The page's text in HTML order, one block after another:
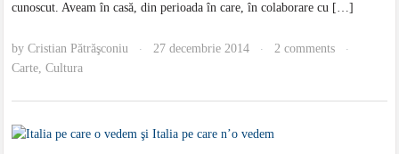
cunoscut. Aveam în casă, din perioada în care, în colaborare cu […]
byCristian Pătrăşconiu · 27 decembrie 2014 · 2 comments ·
Carte,Cultura